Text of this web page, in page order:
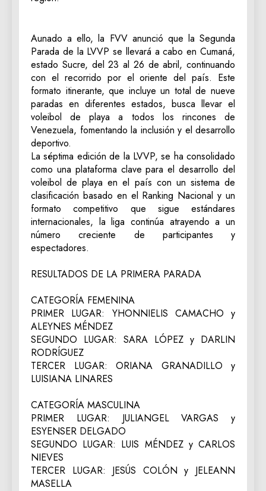
Aunado a ello, la FVV anunció que la Segunda
Parada de la LVVP se llevará a cabo en Cumaná,
estado Sucre, del 23 al 26 de abril, continuando
con el recorrido por el oriente del país. Este
formato itinerante, que incluye un total de nueve
paradas en diferentes estados, busca llevar el
voleibol de playa a todos los rincones de
Venezuela, fomentando la inclusión y el desarrollo
deportivo.
La séptima edición de la LVVP, se ha consolidado
como una plataforma clave para el desarrollo del
voleibol de playa en el país con un sistema de
clasificación basado en el Ranking Nacional y un
formato competitivo que sigue estándares
internacionales, la liga continúa atrayendo a un
número creciente de participantes y
espectadores.
RESULTADOS DE LA PRIMERA PARADA
CATEGORÍA FEMENINA
PRIMER LUGAR: YHONNIELIS CAMACHO y
ALEYNES MÉNDEZ
SEGUNDO LUGAR: SARA LÓPEZ y DARLIN
RODRÍGUEZ
TERCER LUGAR: ORIANA GRANADILLO y
LUISIANA LINARES
CATEGORÍA MASCULINA
PRIMER LUGAR: JULIANGEL VARGAS y
ESYENSER DELGADO
SEGUNDO LUGAR: LUIS MÉNDEZ y CARLOS
NIEVES
TERCER LUGAR: JESÚS COLÓN y JELEANN
MASELLA